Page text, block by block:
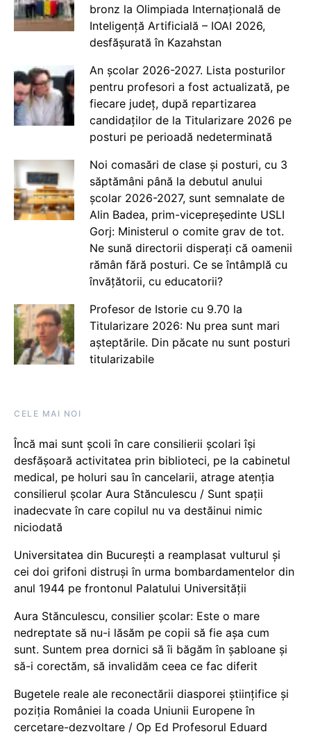
bronz la Olimpiada Internațională de
Inteligență Artificială – IOAI 2026,
desfășurată în Kazahstan
An școlar 2026-2027. Lista posturilor
pentru profesori a fost actualizată, pe
fiecare județ, după repartizarea
candidaților de la Titularizare 2026 pe
posturi pe perioadă nedeterminată
Noi comasări de clase și posturi, cu 3
săptămâni până la debutul anului
școlar 2026-2027, sunt semnalate de
Alin Badea, prim-vicepreședinte USLI
Gorj: Ministerul o comite grav de tot.
Ne sună directorii disperați că oamenii
rămân fără posturi. Ce se întâmplă cu
învățătorii, cu educatorii?
Profesor de Istorie cu 9.70 la
Titularizare 2026: Nu prea sunt mari
așteptările. Din păcate nu sunt posturi
titularizabile
CELE MAI NOI
Încă mai sunt școli în care consilierii școlari își
desfășoară activitatea prin biblioteci, pe la cabinetul
medical, pe holuri sau în cancelarii, atrage atenția
consilierul școlar Aura Stănculescu / Sunt spații
inadecvate în care copilul nu va destăinui nimic
niciodată
Universitatea din București a reamplasat vulturul și
cei doi grifoni distruși în urma bombardamentelor din
anul 1944 pe frontonul Palatului Universității
Aura Stănculescu, consilier școlar: Este o mare
nedreptate să nu-i lăsăm pe copii să fie așa cum
sunt. Suntem prea dornici să îi băgăm în șabloane și
să-i corectăm, să invalidăm ceea ce fac diferit
Bugetele reale ale reconectării diasporei științifice și
poziția României la coada Uniunii Europene în
cercetare-dezvoltare / Op Ed Profesorul Eduard